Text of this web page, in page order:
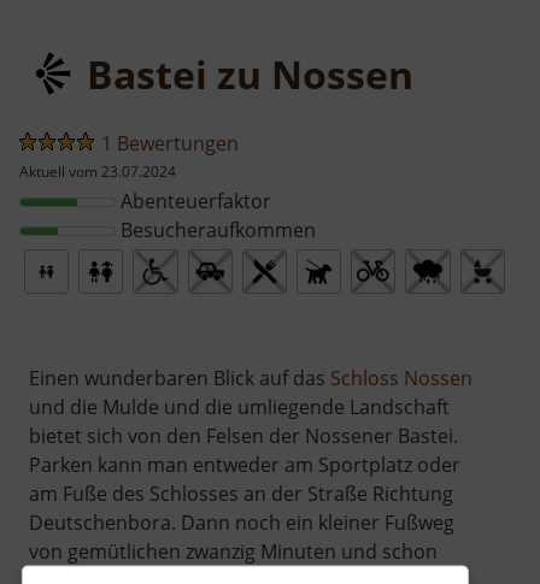
Bastei zu Nossen
1 Bewertungen
Aktuell vom 23.07.2024
Abenteuerfaktor
Besucheraufkommen
Einen wunderbaren Blick auf das Schloss Nossen
und die Mulde und die umliegende Landschaft
bietet sich von den Felsen der Nossener Bastei.
Parken kann man entweder am Sportplatz oder
am Fuße des Schlosses an der Straße Richtung
Deutschenbora. Dann noch ein kleiner Fußweg
von gemütlichen zwanzig Minuten und schon